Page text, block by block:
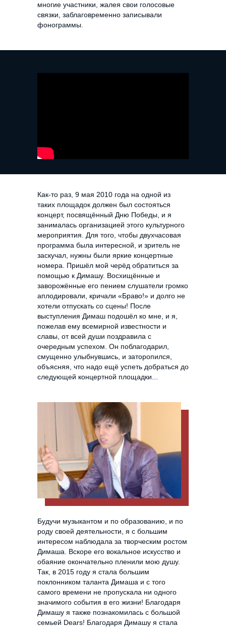
многие участники, жалея свои голосовые
связки, заблаговременно записывали
фонограммы.
Как-то раз, 9 мая 2010 года на одной из
таких площадок должен был состояться
концерт, посвящённый Дню Победы, и я
занималась организацией этого культурного
мероприятия. Для того, чтобы двухчасовая
программа была интересной, и зритель не
заскучал, нужны были яркие концертные
номера. Пришёл мой черёд обратиться за
помощью к Димашу. Восхищённые и
заворожённые его пением слушатели громко
аплодировали, кричали «Браво!» и долго не
хотели отпускать со сцены! После
выступления Димаш подошёл ко мне, и я,
пожелав ему всемирной известности и
славы, от всей души поздравила с
очередным успехом. Он поблагодарил,
смущенно улыбнувшись, и заторопился,
объясняя, что надо ещё успеть добраться до
следующей концертной площадки...
Будучи музыкантом и по образованию, и по
роду своей деятельности, я с большим
интересом наблюдала за творческим ростом
Димаша. Вскоре его вокальное искусство и
обаяние окончательно пленили мою душу.
Так, в 2015 году я стала большим
поклонником таланта Димаша и с того
самого времени не пропускала ни одного
значимого события в его жизни! Благодаря
Димашу я также познакомилась с большой
семьей Dears! Благодаря Димашу я стала